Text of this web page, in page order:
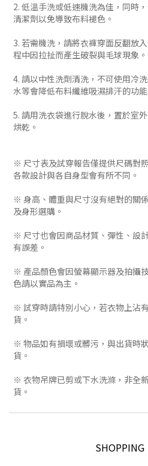
2. 低溫手洗或低速機洗為佳，同時
清潔劑以免導致布料褪色。
3. 若需機洗，請將衣褲穿面反翻放
程中因拉扯而產生破裂與毛球現象。
4. 請以中性洗劑清洗，不可使用冷
水等會降低布料纖維吸濕排汗的功能
5. 請用洗衣袋進行脫水後，置於室
烘乾。
※ 尺寸表及試穿報告僅提供尺碼對
各款設計與各自身型會有所不同。
※ 身高、體重與尺寸沒有絕對的關
及身形選購。
※ 尺寸也會因商品材質、彈性、設
有誤差。
※ 產品顏色會因螢幕顯示器及拍攝
色請以實品為主。
※ 試穿時請特別小心，若衣物上沾
貨。
※ 物品如有損壞或髒污，與出貨時
貨。
※ 衣物吊牌已剪或下水洗滌，非全
貨。